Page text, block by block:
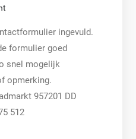
ingevuld.
formulier goed
snel mogelijk
opmerking.
957201 DD
512